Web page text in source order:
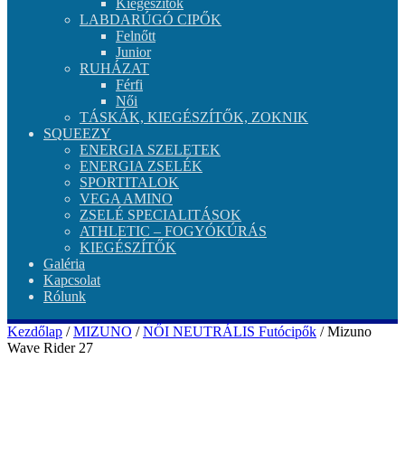
Kiegészítők
LABDARÚGÓ CIPŐK
Felnőtt
Junior
RUHÁZAT
Férfi
Női
TÁSKÁK, KIEGÉSZÍTŐK, ZOKNIK
SQUEEZY
ENERGIA SZELETEK
ENERGIA ZSELÉK
SPORTITALOK
VEGA AMINO
ZSELÉ SPECIALITÁSOK
ATHLETIC – FOGYÓKÚRÁS
KIEGÉSZÍTŐK
Galéria
Kapcsolat
Rólunk
Kezdőlap /MIZUNO /NŐI NEUTRÁLIS Futócipők / Mizuno
Wave Rider 27